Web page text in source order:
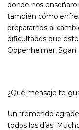
donde nos
también cómo
prepararnos al
dificultades que esto
Oppenheimer, Sgan
¿Qué mensaje te
Un tremendo
todos los días.